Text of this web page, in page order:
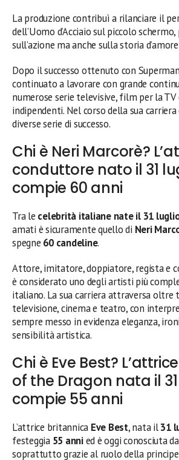
La produzione contribuì a rilanciare il
dell’Uomo d’Acciaio sul piccolo
sull’azione ma anche sulla storia
Dopo il successo ottenuto con
continuato a lavorare con grande
numerose serie televisive, film per la TV
indipendenti. Nel corso della sua
diverse serie di successo.
Chi è Neri Marcorè?
conduttore nato il 31
compie 60 anni
Tra le celebrità italiane nate il 31
amati è sicuramente quello di Neri
spegne 60 candeline.
Attore, imitatore, doppiatore, regista e
è considerato uno degli artisti più
italiano. La sua carriera attraversa oltre
televisione, cinema e teatro, con
sempre messo in evidenza eleganza,
sensibilità artistica.
Chi è Eve Best?
of the Dragon nata il 31
compie 55 anni
L’attrice britannica Eve Best, nata il31
festeggia 55 annied è oggi conosciuta
soprattutto grazie al ruolo della